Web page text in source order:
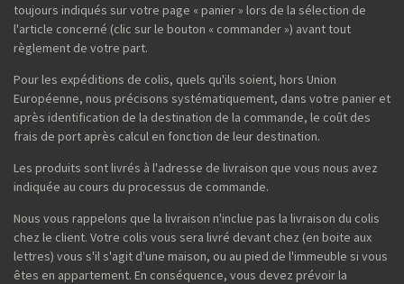
toujours indiqués sur votre page « panier » lors de la sélection de
l'article concerné (clic sur le bouton « commander ») avant tout
règlement de votre part.
Pour les expéditions de colis, quels qu'ils soient, hors Union
Européenne, nous précisons systématiquement, dans votre panier et
après identification de la destination de la commande, le coût des
frais de port après calcul en fonction de leur destination.
Les produits sont livrés à l'adresse de livraison que vous nous avez
indiquée au cours du processus de commande.
Nous vous rappelons que la livraison n'inclue pas la livraison du colis
chez le client. Votre colis vous sera livré devant chez (en boite aux
lettres) vous s'il s'agit d'une maison, ou au pied de l'immeuble si vous
êtes en appartement. En conséquence, vous devez prévoir la